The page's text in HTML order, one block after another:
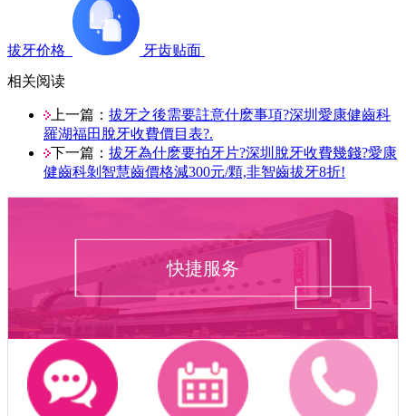
拔牙价格
牙齿贴面
相关阅读
上一篇： 拔牙之後需要註意什麽事項?深圳愛康健齒科
羅湖福田脫牙收費價目表?.
下一篇： 拔牙為什麽要拍牙片?深圳脫牙收費幾錢?愛康
健齒科剝智慧齒價格減300元/顆,非智齒拔牙8折!
快捷服务